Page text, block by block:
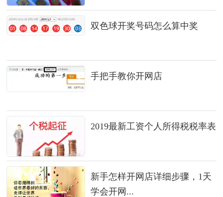
双色球开奖号码怎么算中奖
手把手教你开网店
2019最新工资个人所得税税率表
新手怎样开网店详细步骤，1天
学会开网...